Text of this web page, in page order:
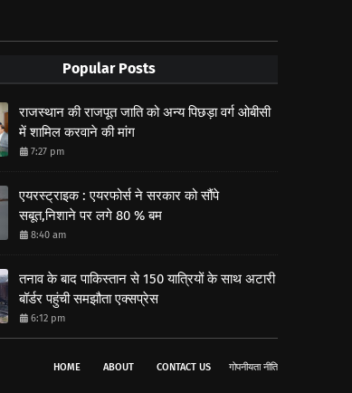
Popular Posts
राजस्थान की राजपूत जाति को अन्य पिछड़ा वर्ग ओबीसी
में शामिल करवाने की मांग
7:27 pm
एयरस्ट्राइक : एयरफोर्स ने सरकार को सौंपे
सबूत,निशाने पर लगे 80 % बम
8:40 am
तनाव के बाद पाकिस्तान से 150 यात्रियों के साथ अटारी
बॉर्डर पहुंची समझौता एक्सप्रेस
6:12 pm
HOME ABOUT CONTACT US गोपनीयता नीति